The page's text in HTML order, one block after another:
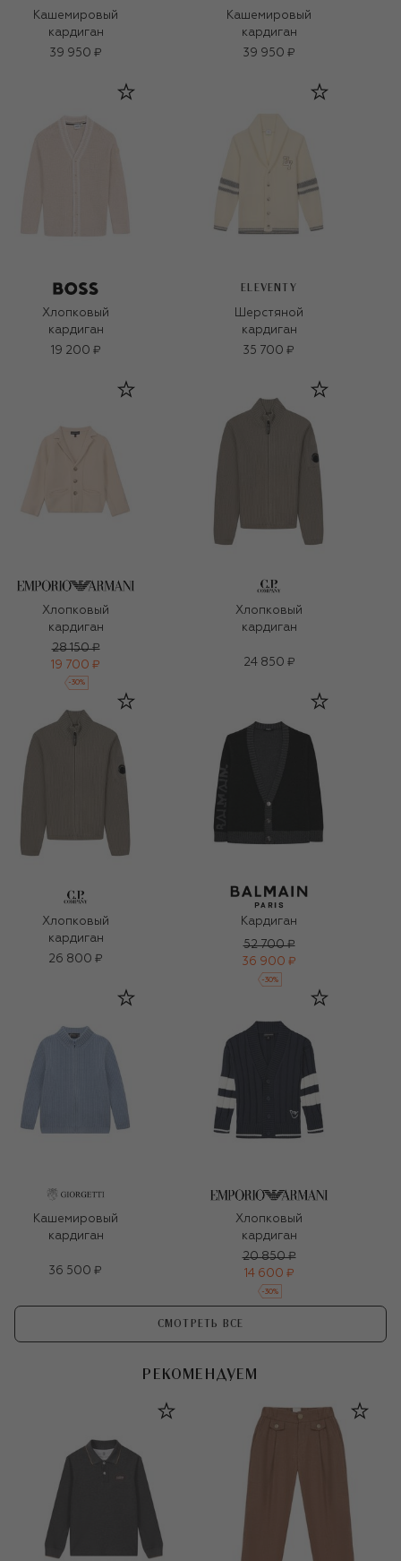
Кашемировый
кардиган
39 950 ₽
Кашемировый
кардиган
39 950 ₽
Хлопковый
кардиган
19 200 ₽
ELEVENTY
Шерстяной
кардиган
35 700 ₽
Хлопковый
кардиган
28 150 ₽
19 700 ₽
-30%
Хлопковый
кардиган
24 850 ₽
Хлопковый
кардиган
26 800 ₽
Кардиган
52 700 ₽
36 900 ₽
-30%
Кашемировый
кардиган
36 500 ₽
Хлопковый
кардиган
20 850 ₽
14 600 ₽
-30%
СМОТРЕТЬ ВСЕ
РЕКОМЕНДУЕМ